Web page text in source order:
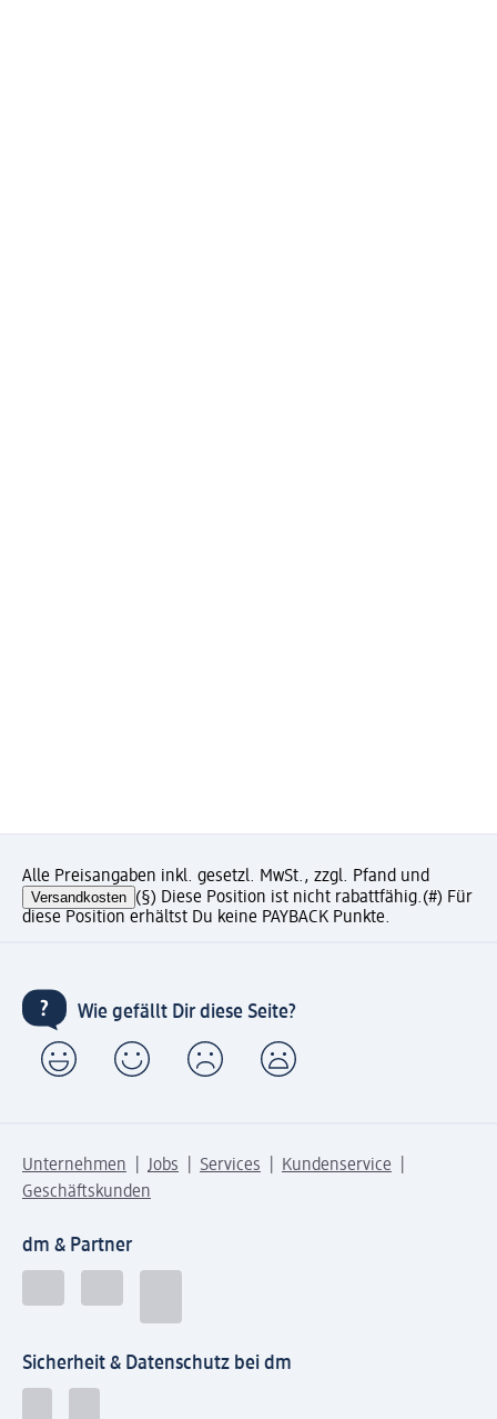
Alle Preisangaben inkl. gesetzl. MwSt., zzgl. Pfand und
Versandkosten (§) Diese Position ist nicht rabattfähig.(#) Für
diese Position erhältst Du keine PAYBACK Punkte.
Wie gefällt Dir diese Seite?
Unternehmen Jobs Services
Kundenservice
Geschäftskunden
dm & Partner
Sicherheit & Datenschutz bei dm